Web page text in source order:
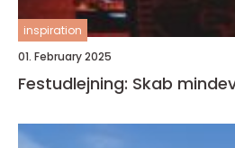
inspiration
01. February 2025
Festudlejning: Skab